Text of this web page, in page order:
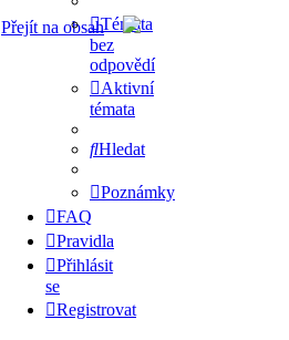
Přejít na obsahTémata
bez
odpovědí
Aktivní
témata
Hledat
Poznámky
FAQ
Pravidla
Přihlásit
se
Registrovat